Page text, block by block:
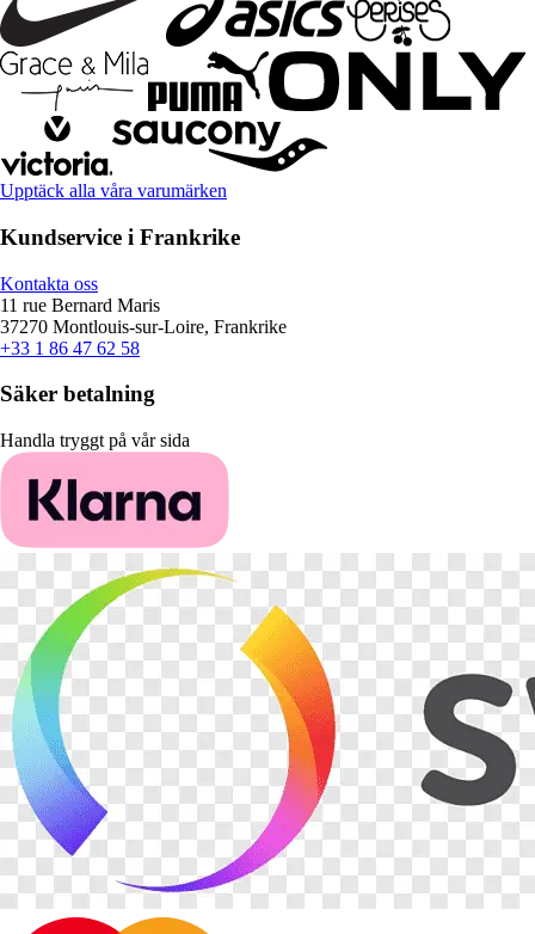
Upptäck alla våra varumärken
Kundservice i Frankrike
Kontakta oss
11 rue Bernard Maris
37270 Montlouis-sur-Loire, Frankrike
+33 1 86 47 62 58
Säker betalning
Handla tryggt på vår sida